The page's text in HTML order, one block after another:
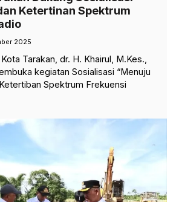
Ketertinan Spektrum
2025
Tarakan, dr. H. Khairul, M.Kes.,
kegiatan Sosialisasi “Menuju
Spektrum Frekuensi